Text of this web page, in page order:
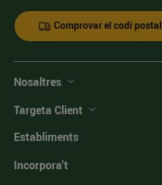
Comprovar el codi postal
Nosaltres
Targeta Client
Establiments
Incorpora't